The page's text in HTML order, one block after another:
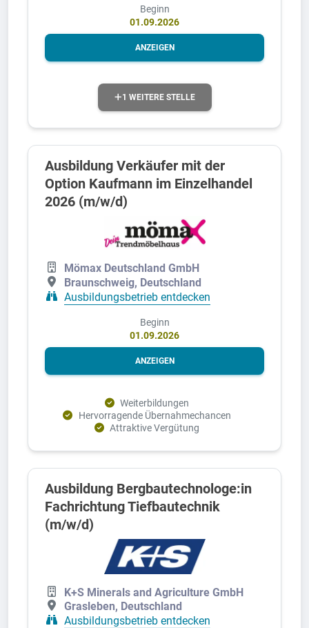
Beginn
01.09.2026
ANZEIGEN
1 WEITERE STELLE
Ausbildung Verkäufer mit der
Option Kaufmann im Einzelhandel
2026 (m/w/d)
Mömax Deutschland GmbH
Braunschweig, Deutschland
Ausbildungsbetrieb entdecken
Beginn
01.09.2026
ANZEIGEN
Weiterbildungen
Hervorragende Übernahmechancen
Attraktive Vergütung
Ausbildung Bergbautechnologe:in
Fachrichtung Tiefbautechnik
(m/w/d)
K+S Minerals and Agriculture GmbH
Grasleben, Deutschland
Ausbildungsbetrieb entdecken